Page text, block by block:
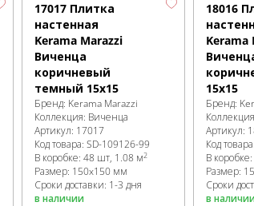
17017 Плитка
настенная
Kerama Marazzi
Виченца
коричневый
темный 15х15
Бренд: Kerama Marazzi
Коллекция: Виченца
Артикул: 17017
Код товара: SD-109126-99
В коробке: 48 шт, 1.08 м2
Размер: 150x150 мм
Сроки доставки: 1-3 дня
в наличии
18016
Kerama
15х15
Бренд:
Артикул:
Код товара:
В коробке:
Размер:
Сроки
в наличии